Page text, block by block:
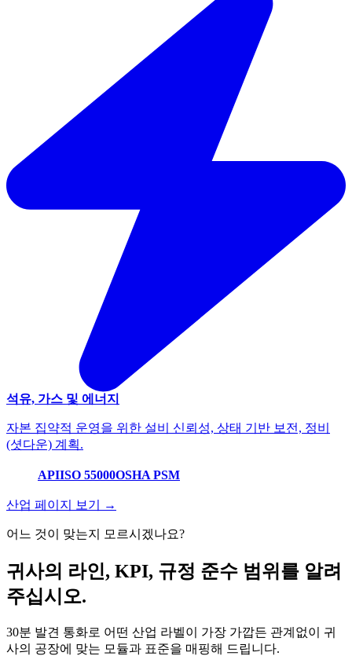
석유, 가스 및 에너지
자본 집약적 운영을 위한 설비 신뢰성, 상태 기반 보전, 정비
(셧다운) 계획.
APIISO 55000OSHA PSM
산업 페이지 보기 →
어느 것이 맞는지 모르시겠나요?
귀사의 라인, KPI, 규정 준수 범위를 알려
주십시오.
30분 발견 통화로 어떤 산업 라벨이 가장 가깝든 관계없이 귀
사의 공장에 맞는 모듈과 표준을 매핑해 드립니다.